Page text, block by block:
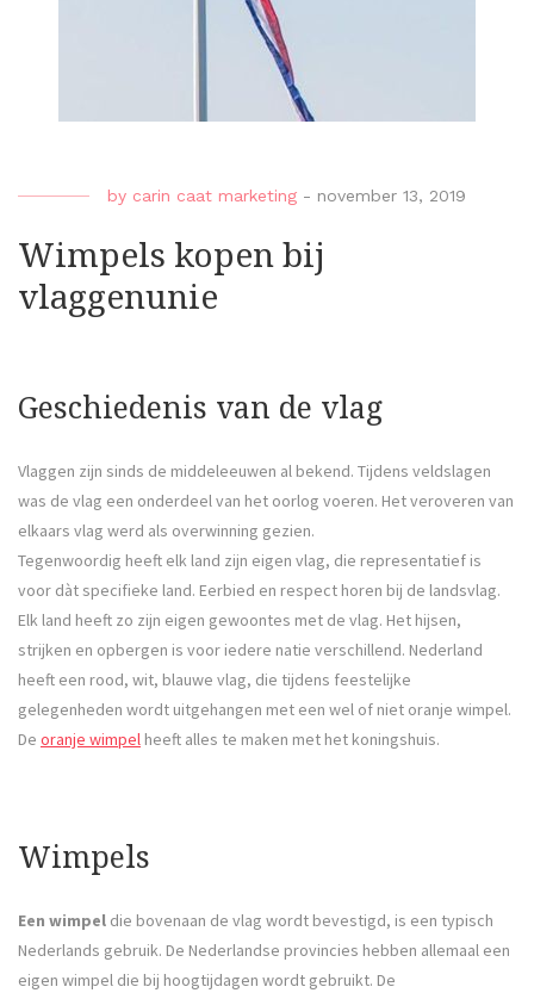
by carin caat marketing - november 13, 2019
Wimpels kopen bij
vlaggenunie
Geschiedenis van de vlag
Vlaggen zijn sinds de middeleeuwen al bekend. Tijdens veldslagen
was de vlag een onderdeel van het oorlog voeren. Het veroveren van
elkaars vlag werd als overwinning gezien.
Tegenwoordig heeft elk land zijn eigen vlag, die representatief is
voor dàt specifieke land. Eerbied en respect horen bij de landsvlag.
Elk land heeft zo zijn eigen gewoontes met de vlag. Het hijsen,
strijken en opbergen is voor iedere natie verschillend. Nederland
heeft een rood, wit, blauwe vlag, die tijdens feestelijke
gelegenheden wordt uitgehangen met een wel of niet oranje wimpel.
De oranje wimpel heeft alles te maken met het koningshuis.
Wimpels
Een wimpel die bovenaan de vlag wordt bevestigd, is een typisch
Nederlands gebruik. De Nederlandse provincies hebben allemaal een
eigen wimpel die bij hoogtijdagen wordt gebruikt. De